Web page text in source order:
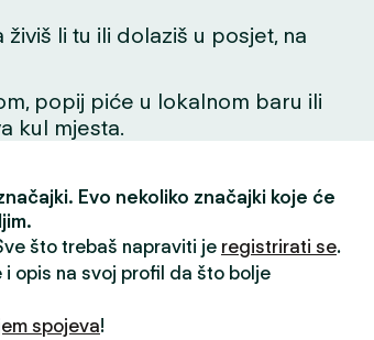
li tu ili dolaziš u posjet, na
popij piće u lokalnom baru ili
kul mjesta.
Evo nekoliko značajki koje će
što trebaš napraviti je registrirati se.
opis na svoj profil da što bolje
spojeva!